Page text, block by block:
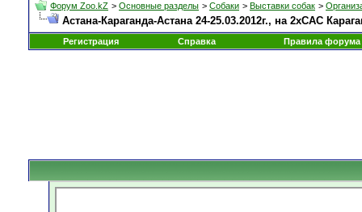
Форум Zoo.kZ > Основные разделы > Собаки > Выставки собак >
Астана-Караганда-Астана 24-25.03.2012г., на 2хСАС
Регистрация Справка Правила форума